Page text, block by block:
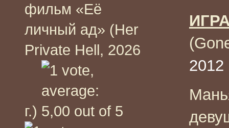
фильм «Её
личный ад» (Her
Private Hell, 2026
г.)
2012